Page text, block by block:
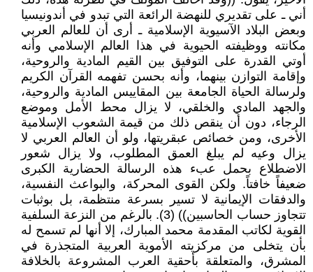
أني ـ على تقديري للنهضة الرائعة التي تبدو في أندونيسيا
وبعض البلاد الآسيوية الإسلامية ـ أرى أن للعالم العربي
مكانته ووظيفته الحيوية في هذا العالم الإسلامي وأنه
أوتي القدرة على التوفيق بين القيم المادية والروحية،
وإقامة التوازن بينهما، وأنه بحسن تفهمه القرآن الكريم
ولرسالة الحياة الجامعة بين المقاييس المادية والروحية،
والجهد المادي والخلقي، لا يزال محط الأمل وموضع
الرجاء، دون أن ينقص ذلك من قيمة الشعوب الإسلامية
الأخرى، ومن خصائص عبقريتها، ولو أن العالم العربي لا
يزال وعيه لم يبلغ العمق المطلوب، ولا يزال شعور
الاضطلاع بحمل عبء هذه الرسالة الحضارية الكبرى
ضعيفاً خافتاً. ولكن القوى المحركة، والبواعث النفسية،
والدفقات الإيمانية لا تسير بسرعة منتظمة، بل بوثبات
تتجاوز حساب الحاسبين)) (3). بالرغم من النزعة السلفية
القوية لكاتب المقدمة محمد المبارك، إلا أنها لم تسمح له
بأن يتخلى من مركزيته الأموية العربية المتجذرة في
المشرق، والمتعلقة بأحقية العرب المشروعة بالخلافة